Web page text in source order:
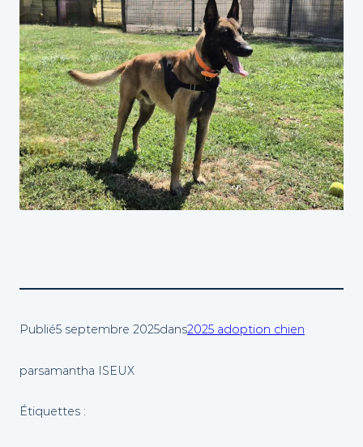
Publié5 septembre 2025dans2025 adoption chien
parsamantha ISEUX
Étiquettes :